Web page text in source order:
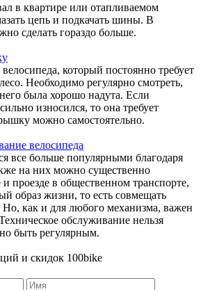
в квартире или отапливаемом
цепь и подкачать шины. В
сделать гораздо больше.
который постоянно требует
Необходимо регулярно смотреть,
была хорошо надута. Если
износился, то она требует
можно самостоятельно.
велосипеда
все больше популярными благодаря
на них можно существенно
проезде в общественном транспорте,
образ жизни, то есть совмещать
как и для любого механизма, важен
обслуживание нельзя
быть регулярным.
и скидок 100bike